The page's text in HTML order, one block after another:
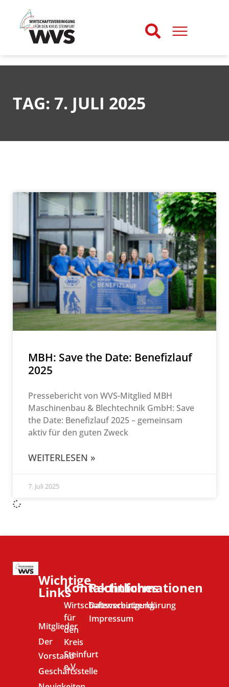
TAG: 7. JULI 2025
MBH: Save the Date: Benefizlauf
2025
Pressebericht von WVS-Mitglied MBH
Maschinenbau & Blechtechnik GmbH: Save
the Date: Benefizlauf 2025 – gemeinsam
aktiv für den guten Zweck
WEITERLESEN »
7. Juli 2025
Wichtige
Links
Mitglieder
Der
Vorstand
Geschäftsstelle
Kontaktinformationen
Wirtschaftsvereinigung
für
den
Kreis
Steinfurt
e.V.
Rechtliches
Datenschutzerklärung
Impressum